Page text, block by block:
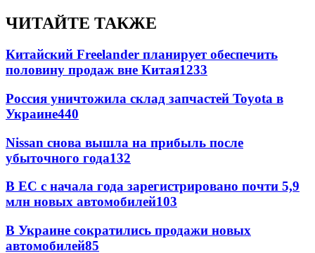
ЧИТАЙТЕ ТАКЖЕ
Китайский Freelander планирует обеспечить
половину продаж вне Китая1233
Россия уничтожила склад запчастей Toyota в
Украине440
Nissan снова вышла на прибыль после
убыточного года132
В ЕС с начала года зарегистрировано почти 5,9
млн новых автомобилей103
В Украине сократились продажи новых
автомобилей85